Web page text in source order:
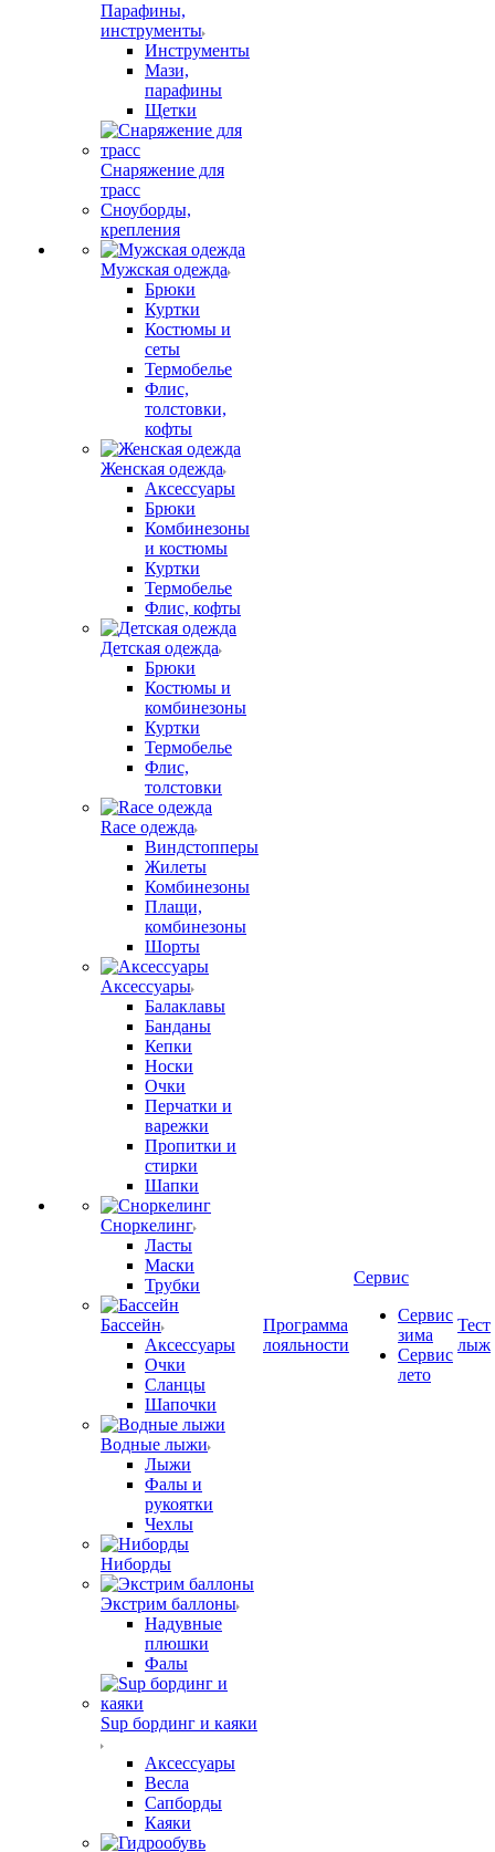
Парафины,
инструменты
Инструменты
Мази,
парафины
Щетки
Снаряжение для
трасс
Сноуборды,
крепления
Мужская одежда
Брюки
Куртки
Костюмы и
сеты
Термобелье
Флис,
толстовки,
кофты
Женская одежда
Аксессуары
Брюки
Комбинезоны
и костюмы
Куртки
Термобелье
Флис, кофты
Детская одежда
Брюки
Костюмы и
комбинезоны
Куртки
Термобелье
Флис,
толстовки
Race одежда
Виндстопперы
Жилеты
Комбинезоны
Плащи,
комбинезоны
Шорты
Аксессуары
Балаклавы
Банданы
Кепки
Носки
Очки
Перчатки и
варежки
Пропитки и
стирки
Шапки
Сноркелинг
Ласты
Маски
Трубки
Бассейн
Аксессуары
Очки
Сланцы
Шапочки
Водные лыжи
Лыжи
Фалы и
рукоятки
Чехлы
Ниборды
Экстрим баллоны
Надувные
плюшки
Фалы
Sup бординг и каяки
Аксессуары
Весла
Сапборды
Каяки
Программа
лояльности
Сервис
Сервис
зима
Сервис
лето
Тест
лыж